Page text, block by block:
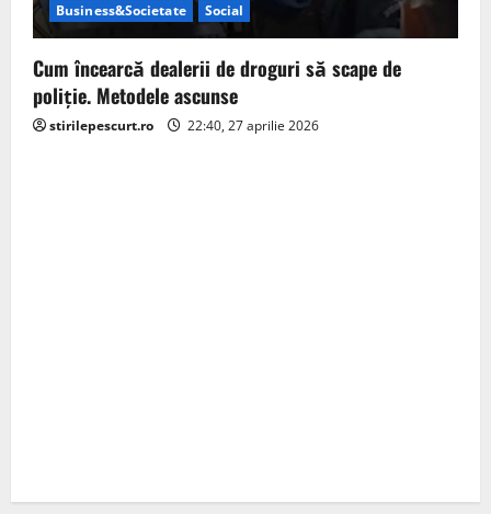
Business&Societate Social
Cum încearcă dealerii de droguri să scape de
poliție. Metodele ascunse
stirilepescurt.ro 22:40, 27 aprilie 2026